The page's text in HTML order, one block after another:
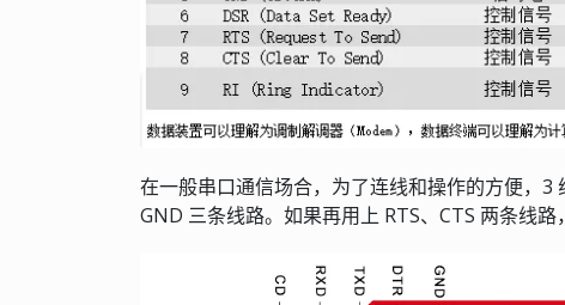
在一般串口通信场合，为了连线和操作的方便，3
GND 三条线路。如果再用上 RTS、CTS 两条线